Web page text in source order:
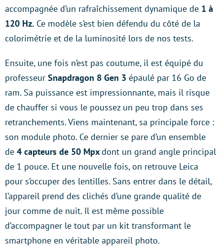
accompagnée d’un rafraîchissement dynamique de 1 à
120 Hz. Ce modèle s’est bien défendu du côté de la
colorimétrie et de la luminosité lors de nos tests.
Ensuite, une fois n’est pas coutume, il est équipé du
professeur Snapdragon 8 Gen 3 épaulé par 16 Go de
ram. Sa puissance est impressionnante, mais il risque
de chauffer si vous le poussez un peu trop dans ses
retranchements. Viens maintenant, sa principale force :
son module photo. Ce dernier se pare d’un ensemble
de 4 capteurs de 50 Mpxdont un grand angle principal
de 1 pouce. Et une nouvelle fois, on retrouve Leica
pour s’occuper des lentilles. Sans entrer dans le détail,
l’appareil prend des clichés d’une grande qualité de
jour comme de nuit. Il est même possible
d’accompagner le tout par un kit transformant le
smartphone en véritable appareil photo.